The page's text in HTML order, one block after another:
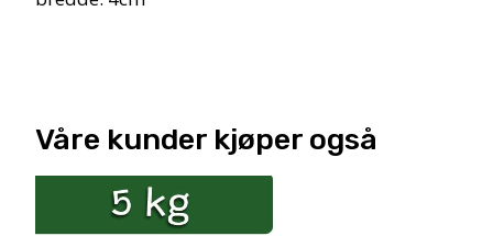
Våre kunder kjøper også